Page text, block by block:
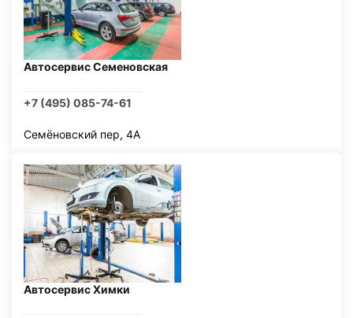
Автосервис Семеновская
+7 (495) 085-74-61
Семёновский пер, 4А
Автосервис Химки